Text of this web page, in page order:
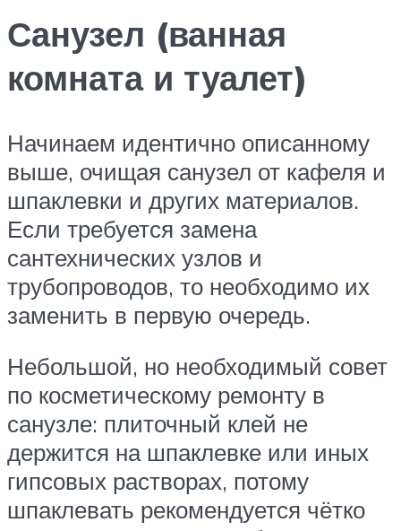
Санузел (ванная
комната и туалет)
Начинаем идентично описанному
выше, очищая санузел от кафеля и
шпаклевки и других материалов.
Если требуется замена
сантехнических узлов и
трубопроводов, то необходимо их
заменить в первую очередь.
Небольшой, но необходимый совет
по косметическому ремонту в
санузле: плиточный клей не
держится на шпаклевке или иных
гипсовых растворах, потому
шпаклевать рекомендуется чётко